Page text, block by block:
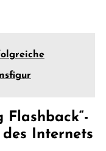
Flashback“-
Internets